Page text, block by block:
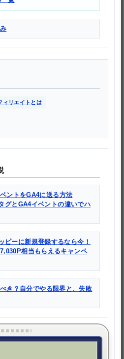
ィリエイトとは
ントをGA4に送る方法
グとGA4イベントの違いでハ
ピーに新規登録するなら今！
相当もらえるキャンペ
き？自分でやる限界と、失敗